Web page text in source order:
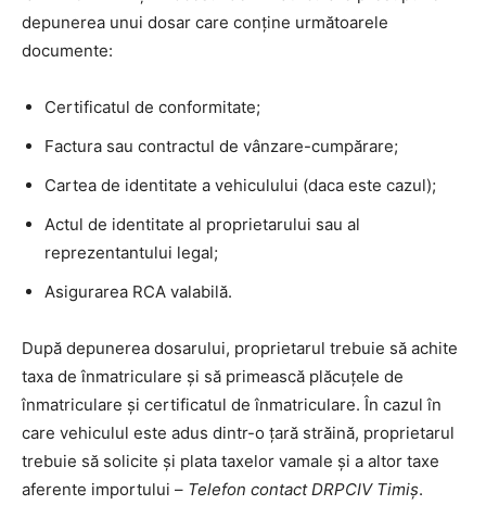
depunerea unui dosar care conține următoarele
documente:
Certificatul de conformitate;
Factura sau contractul de vânzare-cumpărare;
Cartea de identitate a vehiculului (daca este cazul);
Actul de identitate al proprietarului sau al
reprezentantului legal;
Asigurarea RCA valabilă.
După depunerea dosarului, proprietarul trebuie să achite
taxa de înmatriculare și să primească plăcuțele de
înmatriculare și certificatul de înmatriculare. În cazul în
care vehiculul este adus dintr-o țară străină, proprietarul
trebuie să solicite și plata taxelor vamale și a altor taxe
aferente importului – Telefon contact DRPCIV Timiș.